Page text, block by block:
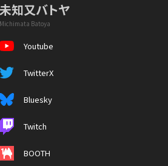
未知又バトヤ
Michimata Batoya
Youtube
TwitterX
Bluesky
Twitch
BOOTH